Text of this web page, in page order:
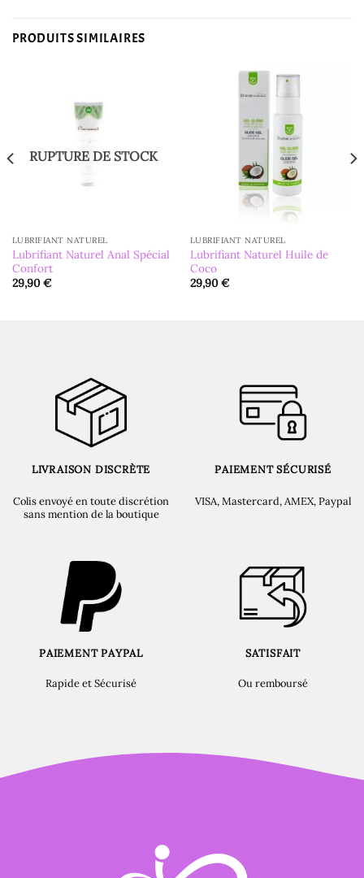
PRODUITS SIMILAIRES
RUPTURE DE STOCK
LUBRIFIANT NATUREL
Lubrifiant Naturel Anal Spécial
Confort
29,90€
LUBRIFIANT NATUREL
Lubrifiant Naturel Huile de
Coco
29,90€
LIVRAISON DISCRÈTE
Colis envoyé en toute discrétion
sans mention de la boutique
PAIEMENT SÉCURISÉ
VISA, Mastercard, AMEX, Paypal
PAIEMENT PAYPAL
Rapide et Sécurisé
SATISFAIT
Ou remboursé